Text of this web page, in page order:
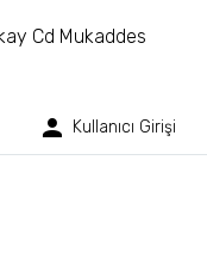
Cd Mukaddes
Kullanıcı Girişi